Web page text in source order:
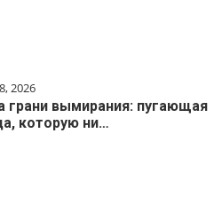
2026
грани вымирания: пугающая
которую ни…